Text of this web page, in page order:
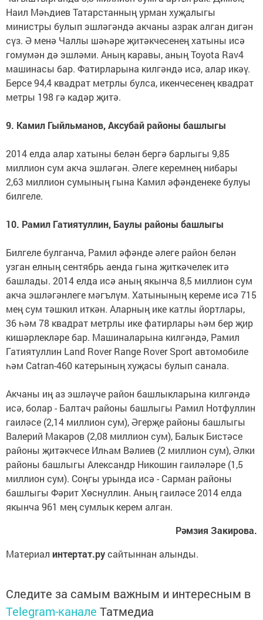
Наил Мәһдиев Татарстанның урман хуҗалыгы
министры булып эшләгәндә акчаны азрак алган дигән
сүз. Ә менә Чаллы шәһәре җитәкчесенең хатыны исә
гомумән дә эшләми. Аның каравы, аның Toyota Rav4
машинасы бар. Фатирларына килгәндә исә, алар икәү.
Берсе 94,4 квадрат метрлы булса, икенчесенең квадрат
метры 198 гә кадәр җитә.
9. Камил Гыйльманов, Аксубай районы башлыгы
2014 елда алар хатыны белән бергә барлыгы 9,85
миллион сум акча эшләгән. Әлеге керемнең нибары
2,63 миллион сумының гына Камил әфәнденеке булуы
билгеле.
10. Рамил Гатиятуллин, Баулы районы башлыгы
Билгеле булганча, Рамил әфәнде әлеге район белән
узган елның сентябрь аенда гына җиткәчелек итә
башлады. 2014 елда исә аның якынча 8,5 миллион сум
акча эшләгәнлеге мәгълүм. Хатынының кереме исә 715
мең сум тәшкил иткән. Аларның ике катлы йортлары,
36 һәм 78 квадрат метрлы ике фатирлары һәм бер җир
кишәрлекләре бар. Машиналарына килгәндә, Рамил
Гатиятуллин Land Rover Range Rover Sport автомобиле
һәм Catran-460 катерының хуҗасы булып санала.
Акчаны иң аз эшләүче район башлыкларына килгәндә
исә, болар - Балтач районы башлыгы Рамил Нотфуллин
гаиләсе (2,14 миллион сум), Әгерҗе районы башлыгы
Валерий Макаров (2,08 миллион сум), Балык Бистәсе
районы җитәкчесе Илһам Вәлиев (2 миллион сум), Әлки
районы башлыгы Александр Никошин гаиләләре (1,5
миллион сум). Соңгы урында исә - Сарман районы
башлыгы Фәрит Хөснуллин. Аның гаиләсе 2014 елда
якынча 961 мең сумлык керем алган.
Рәмзия Закирова.
Материал интертат.русайтыннан алынды.
Следите за самым важным и интересным в
Telegram-канале Татмедиа